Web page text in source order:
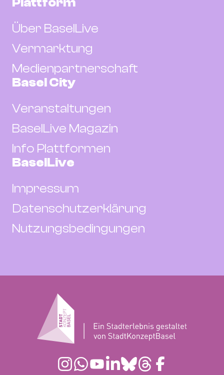
Über BaselLive
Vermarktung
Medienpartnerschaft
Basel City
Veranstaltungen
BaselLive Magazin
Info Plattformen
BaselLive
Impressum
Datenschutzerklärung
Nutzungsbedingungen